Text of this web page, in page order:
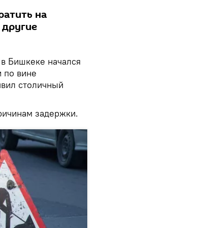
на
Бишкеке начался
по вине
столичный
задержки.